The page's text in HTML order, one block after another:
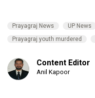
Prayagraj News UP News
Prayagraj youth murdered
Content Editor
Anil Kapoor